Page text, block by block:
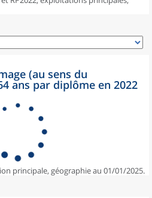
(au sens du
ans par diplôme en 2022
principale, géographie au 01/01/2025.